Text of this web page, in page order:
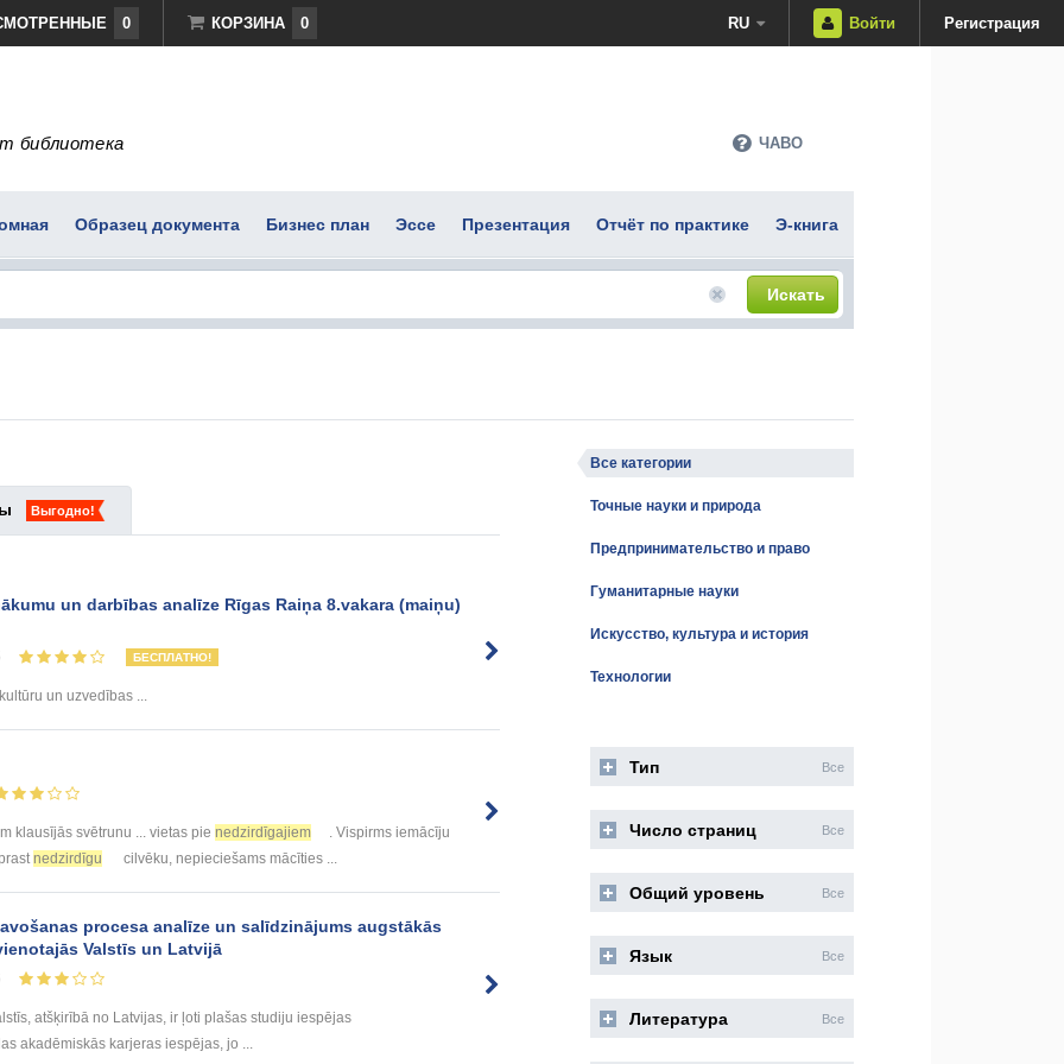
0 КОРЗИНА 0 RU Войти Регистрация
библиотека ЧАВО
Образец документа Бизнес план Эссе Презентация Отчёт по практике Э-книга
Искать
Выгодно!
un darbības analīze Rīgas Raiņa 8.vakara (maiņu)
БЕСПЛАТНО!
kultūru un uzvedības ...
klausījās svētrunu ... vietas pie nedzirdīgajiem
. Vispirms iemācīju
nedzirdīgu cilvēku, nepieciešams mācīties ...
procesa analīze un salīdzinājums augstākās
Valstīs un Latvijā
atšķirībā no Latvijas, ir ļoti plašas studiju iespējas
akadēmiskās karjeras iespējas, jo ...
Все категории
Точные науки и природа
Предпринимательство и право
Гуманитарные науки
Искусство, культура и история
Технологии
Тип Все
Число страниц Все
Общий уровень Все
Язык Все
Литература Все